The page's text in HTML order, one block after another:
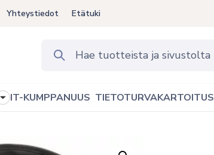
Yhteystiedot Etätuki
Toggle
IT-KUMPPANUUS TIETOTURVAKARTOITUS